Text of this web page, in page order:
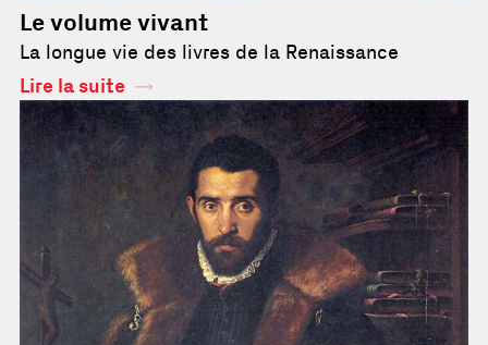
Le volume vivant
La longue vie des livres de la Renaissance